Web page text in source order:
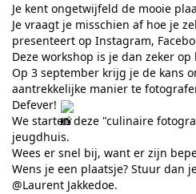
Je kent ongetwijfeld de mooie
Je vraagt je misschien af hoe je
presenteert op Instagram,
Deze workshop is je dan zeker
Op 3 september krijg je de kans
aantrekkelijke manier te
Defever!
We starten deze "culinaire
jeugdhuis.
Wees er snel bij, want er zijn
Wens je een plaatsje? Stuur dan
@Laurent Jakkedoe.